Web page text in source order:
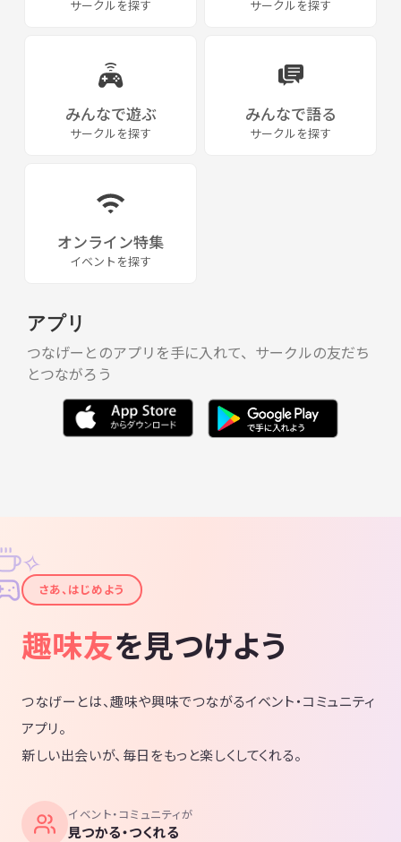
サークルを探す サークルを探す
みんなで遊ぶ
サークルを探す
みんなで語る
サークルを探す
オンライン特集
イベントを探す
アプリ
つなげーとのアプリを手に入れて、サークルの友だち
とつながろう
✦
✧
さあ、はじめよう
趣味友を見つけよう
つなげーとは、趣味や興味でつながるイベント・コミュニティ
アプリ。
新しい出会いが、毎日をもっと楽しくしてくれる。
イベント・コミュニティが
見つかる・つくれる